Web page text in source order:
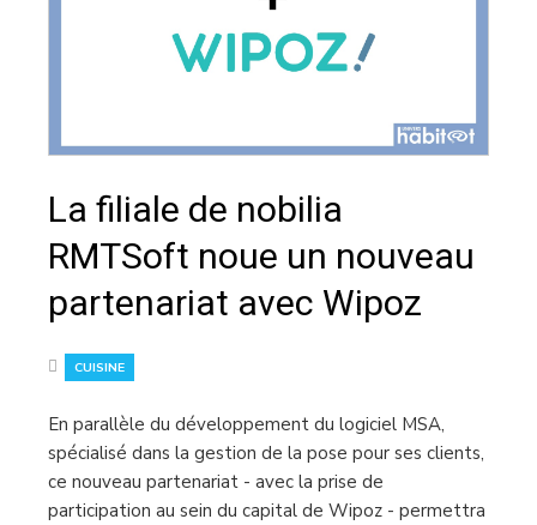
La filiale de nobilia
RMTSoft noue un nouveau
partenariat avec Wipoz
CUISINE
En parallèle du développement du logiciel MSA,
spécialisé dans la gestion de la pose pour ses clients,
ce nouveau partenariat - avec la prise de
participation au sein du capital de Wipoz - permettra